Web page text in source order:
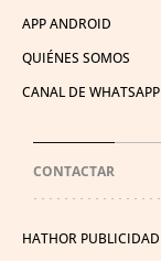
APP ANDROID
QUIÉNES SOMOS
CANAL DE WHATSAPP
CONTACTAR
HATHOR PUBLICIDAD